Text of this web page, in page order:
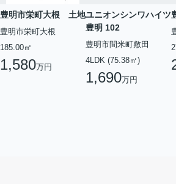
豊明市栄町大根 土地
豊明市栄町大根
185.00㎡
1,580万円
ユニオンシンワハイツ
豊明 102
豊明市間米町敷田
4LDK (75.38㎡)
1,690万円